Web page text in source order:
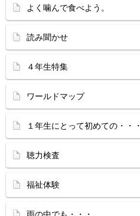
よく噛んで食べよう。
読み聞かせ
４年生特集
ワールドマップ
１年生にとって初めての・・・
聴力検査
福祉体験